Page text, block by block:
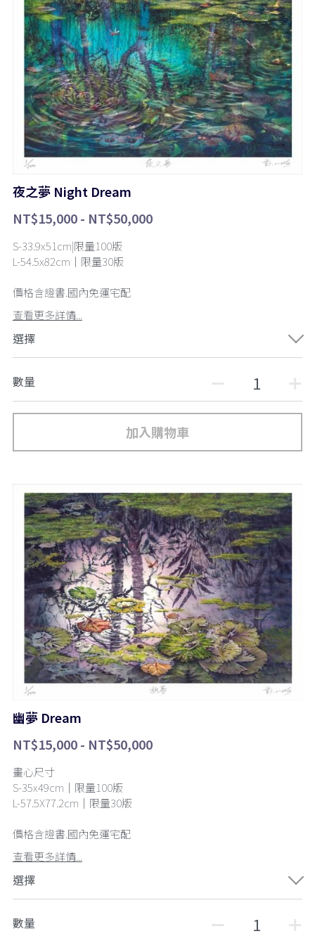
夜之夢 Night Dream
NT$15,000 - NT$50,000
S-33.9x51cm|限量100版
L-54.5x82cm｜限量30版
價格含證書.國內免運宅配
查看更多詳情...
選擇
數量
加入購物車
幽夢 Dream
NT$15,000 - NT$50,000
畫心尺寸
S-35x49cm｜限量100版
L-57.5X77.2cm｜限量30版
價格含證書.國內免運宅配
查看更多詳情...
選擇
數量